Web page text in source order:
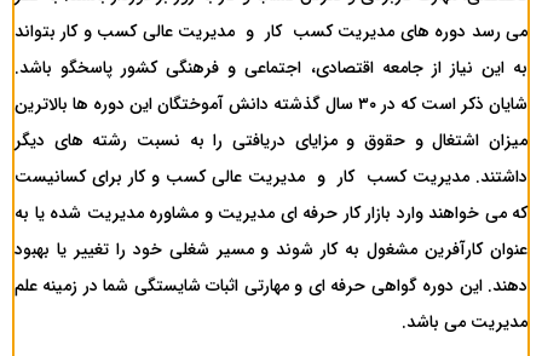
می رسد دوره های مدیریت کسب کار و مدیریت عالی کسب و کار بتواند
به این نیاز از جامعه اقتصادی، اجتماعی و فرهنگی کشور پاسخگو باشد.
شایان ذکر است که در ۳۰ سال گذشته دانش آموختگان این دوره ها بالاترین
میزان اشتغال و حقوق و مزایای دریافتی را به نسبت رشته های دیگر
داشتند. مدیریت کسب کار و مدیریت عالی کسب و کار برای کسانیست
که می خواهند وارد بازار کار حرفه ای مدیریت و مشاوره مدیریت شده یا به
عنوان کارآفرین مشغول به کار شوند و مسیر شغلی خود را تغییر یا بهبود
دهند. این دوره گواهی حرفه ای و مهارتی اثبات شایستگی شما در زمینه علم
مدیریت می باشد.